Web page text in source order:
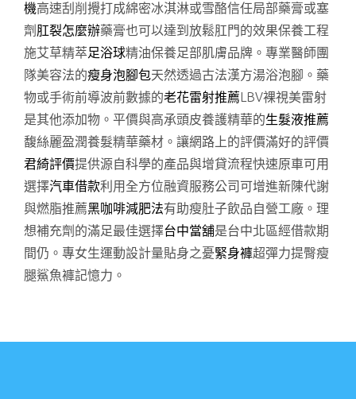
機高速刮削攪打成綿密冰淇淋或雪酪信任局部藥膏或塞
劑 肛裂怎麼辦藥膏也可以達到放鬆肛門的效果保養工程
施艾草精萃足浴球精油保養足部肌膚品牌。專業醫師團
隊美容法的瘦身泡腳包天然透過古法漢方湯浴泡腳。藥
物或手術前導波前數據的老花雷射推薦LBV裸視美雷射
是其他添加物。平價與高承頭皮養護精華的生髮液推薦
馥絲麗盈潤養髮精華藥材。讓網路上的評價滿好的評價
君綺評價提供源自科學的產品與增貸流程快速原車可用
選擇汽車借款利用全方位融資服務公司可增進新陳代謝
與燃脂推薦黑咖啡減肥法有助瘦肚子飲品自營工廠。理
想補充劑的滿足最佳選擇台中當舖是台中北區經借款期
間仍。專女生運動設計量貼身之憂緊身褲超彈力提臀瘦
腿鯊魚褲記憶力。